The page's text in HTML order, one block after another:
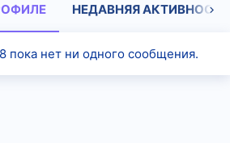
НЕДАВНЯЯ АКТИВНОСТЬ
пока нет ни одного сообщения.